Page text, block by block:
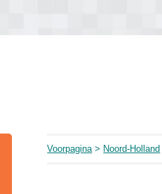
Voorpagina> Noord-Holland